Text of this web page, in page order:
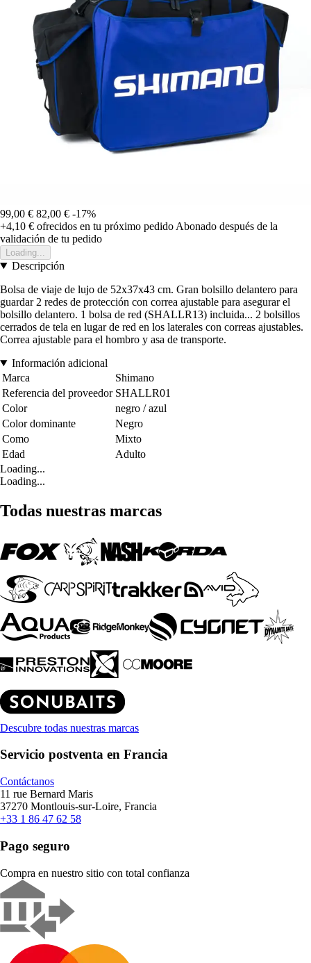
99,00 € 82,00 € -17%
+4,10 € ofrecidos en tu próximo pedido Abonado después de la
validación de tu pedido
Loading...
Descripción
Bolsa de viaje de lujo de 52x37x43 cm. Gran bolsillo delantero para
guardar 2 redes de protección con correa ajustable para asegurar el
bolsillo delantero. 1 bolsa de red (SHALLR13) incluida... 2 bolsillos
cerrados de tela en lugar de red en los laterales con correas ajustables.
Correa ajustable para el hombro y asa de transporte.
Información adicional
Marca
Shimano
Referencia del proveedor SHALLR01
Color
negro / azul
Color dominante
Negro
Como
Mixto
Edad
Adulto
Loading...
Loading...
Todas nuestras marcas
Descubre todas nuestras marcas
Servicio postventa en Francia
Contáctanos
11 rue Bernard Maris
37270 Montlouis-sur-Loire, Francia
+33 1 86 47 62 58
Pago seguro
Compra en nuestro sitio con total confianza